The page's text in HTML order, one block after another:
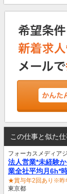
この仕事と似た
フォーカスメディア
法人営業*未経験
業全社平均月6h*
★賞与年2回あり※昨
東京都